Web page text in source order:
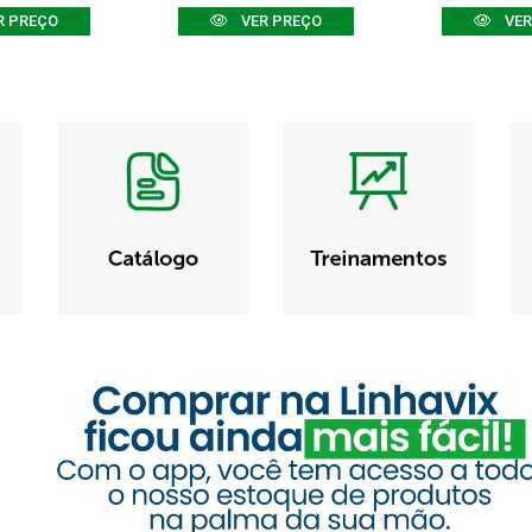
PREÇO VER PREÇO